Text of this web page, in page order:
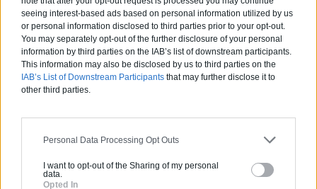
seeing interest-based ads based on personal information utilized by us
or personal information disclosed to third parties prior to your opt-out.
You may separately opt-out of the further disclosure of your personal
information by third parties on the IAB’s list of downstream participants.
This information may also be disclosed by us to third parties on the
IAB’s List of Downstream Participants that may further disclose it to
other third parties.
Personal Data Processing Opt Outs
I want to opt-out of the Sharing of my personal
data.
Opted In
Articles récents
Jardin devant la maison : Top 5